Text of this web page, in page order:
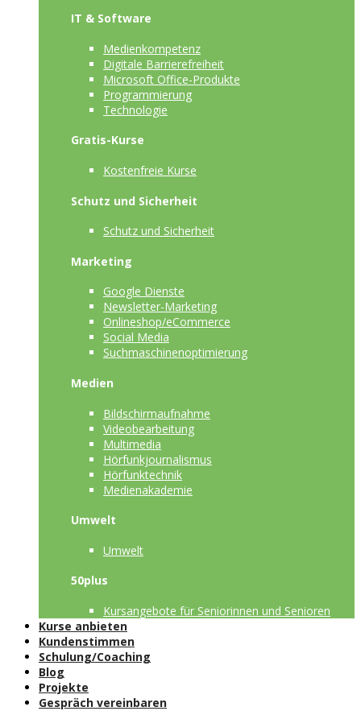
IT & Software
Medienkompetenz
Digitale Barrierefreiheit
Microsoft Office-Produkte
Programmierung
Technologie
Gratis-Kurse
Kostenfreie Kurse
Schutz und Sicherheit
Schutz und Sicherheit
Marketing
Google Dienste
Newsletter-Marketing
Onlineshop/eCommerce
Social Media
Suchmaschinenoptimierung
Medien
Bildschirmaufnahme
Videobearbeitung
Multimedia
Hörfunkjournalismus
Hörfunktechnik
Medienakademie
Umwelt
Umwelt
50plus
Kursangebote für Seniorinnen und Senioren
Kurse anbieten
Kundenstimmen
Schulung/Coaching
Blog
Projekte
Gespräch vereinbaren